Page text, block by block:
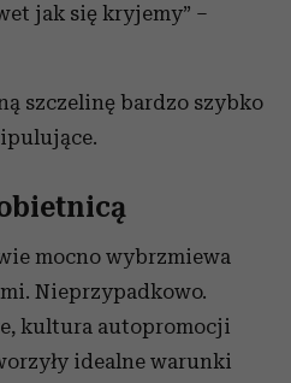
jak się kryjemy” –
szczelinę bardzo szybko
mocno wybrzmiewa
Nieprzypadkowo.
kultura autopromocji
idealne warunki